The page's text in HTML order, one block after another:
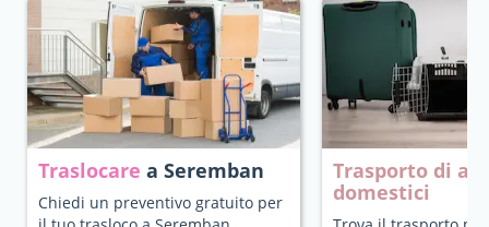
Traslocare a Seremban
Chiedi un preventivo gratuito per
Trasporto di
domestici